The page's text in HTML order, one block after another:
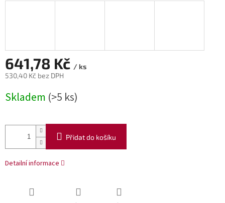
641,78 Kč / ks
530,40 Kč bez DPH
cena:
Skladem (>5 ks)
Přidat do košíku
Detailní informace